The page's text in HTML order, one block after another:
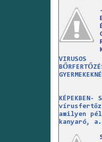
VIRUSOS
KÉPEKBEN-
amilyen
kanyaró,